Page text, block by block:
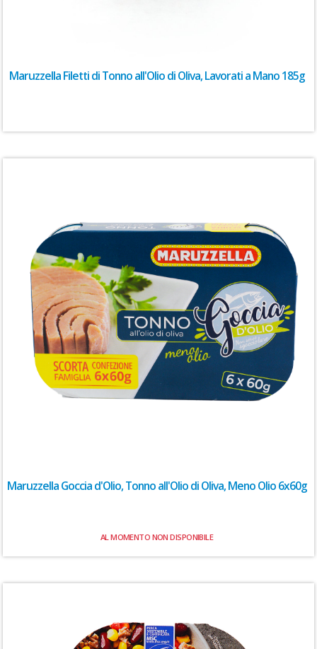
Maruzzella Filetti di Tonno all'Olio di Oliva, Lavorati a Mano 185g
Maruzzella Goccia d'Olio, Tonno all'Olio di Oliva, Meno Olio 6x60g
AL MOMENTO NON DISPONIBILE